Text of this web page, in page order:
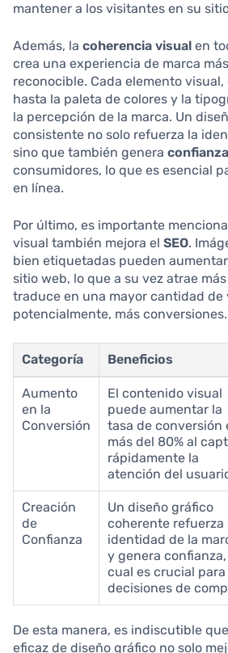
mantener a los visitantes en su
Además, la coherencia visual en
crea una experiencia de marca
reconocible. Cada elemento
hasta la paleta de colores y la
la percepción de la marca. Un
consistente no solo refuerza la
sino que también genera confianza
consumidores, lo que es esencial
en línea.
Por último, es importante
visual también mejora el SEO.
bien etiquetadas pueden
sitio web, lo que a su vez atrae
traduce en una mayor cantidad de
potencialmente, más conversiones.
Categoría Beneficios
Aumento
en la
Conversión
El contenido visual
puede aumentar la
tasa de conversión
más del 80% al
rápidamente la
atención del
Creación
de
Confianza
Un diseño gráfico
coherente refuerza
identidad de la
y genera
cual es crucial para
decisiones de
De esta manera, es indiscutible
eficaz de diseño gráfico no solo